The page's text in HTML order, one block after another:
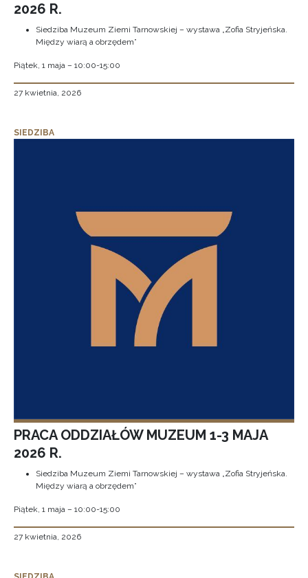
2026 R.
Siedziba Muzeum Ziemi Tarnowskiej – wystawa „Zofia Stryjeńska.
Między wiarą a obrzędem”
Piątek, 1 maja – 10:00-15:00
27 kwietnia, 2026
SIEDZIBA
PRACA ODDZIAŁÓW MUZEUM 1-3 MAJA
2026 R.
Siedziba Muzeum Ziemi Tarnowskiej – wystawa „Zofia Stryjeńska.
Między wiarą a obrzędem”
Piątek, 1 maja – 10:00-15:00
27 kwietnia, 2026